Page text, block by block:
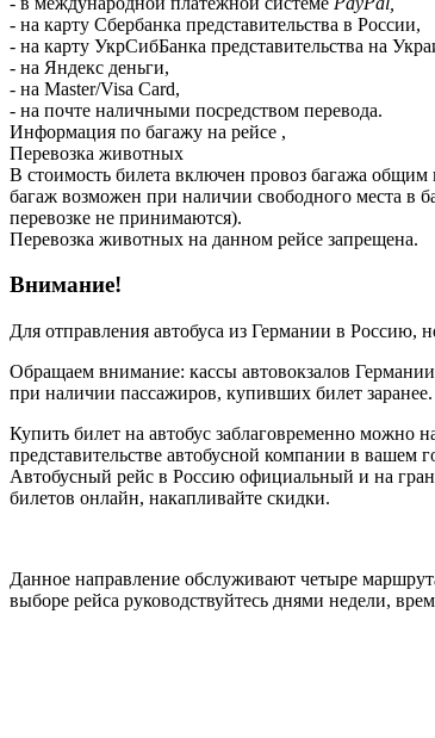
- на карту Сбербанка представительства в России,
- на карту УкрСибБанка представительства на
- на Яндекс деньги,
- на Master/Visa Card,
- на почте наличными посредством перевода.
Информация по багажу на рейсе ,
Перевозка животных
В стоимость билета включен провоз багажа
багаж возможен при наличии свободного
перевозке не принимаются).
Перевозка животных на данном рейсе запрещена.
Внимание!
Для отправления автобуса из Германии в Россию,
Обращаем внимание: кассы автовокзалов
при наличии пассажиров, купивших билет заранее.
Купить билет на автобус заблаговременно можно
представительстве автобусной компании в
Автобусный рейс в Россию официальный и на
билетов онлайн, накапливайте скидки.
Данное направление обслуживают четыре
выборе рейса руководствуйтесь днями недели,